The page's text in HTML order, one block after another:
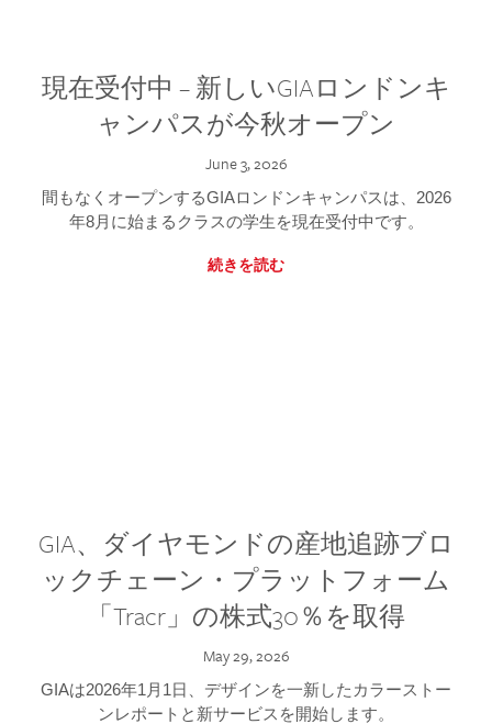
現在受付中 – 新しいGIAロンドンキ
ャンパスが今秋オープン
June 3, 2026
間もなくオープンするGIAロンドンキャンパスは、2026
年8月に始まるクラスの学生を現在受付中です。
続きを読む
GIA、ダイヤモンドの産地追跡ブロ
ックチェーン・プラットフォーム
「Tracr」の株式30％を取得
May 29, 2026
GIAは2026年1月1日、デザインを一新したカラーストー
ンレポートと新サービスを開始します。